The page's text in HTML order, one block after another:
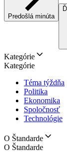
Predošlá minúta
Kategórie
Kategórie
Téma týždňa
Politika
Ekonomika
Spoločnosť
Technológie
O Štandarde
O Štandarde